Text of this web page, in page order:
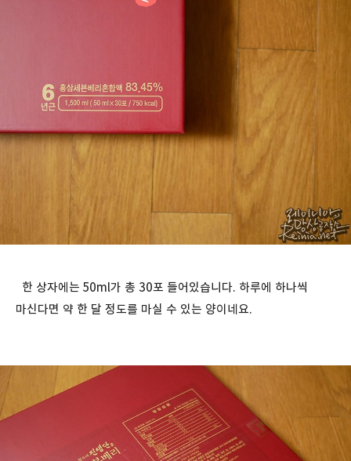
한 상자에는 50ml가 총 30포 들어있습니다. 하루에 하나씩
마신다면 약 한 달 정도를 마실 수 있는 양이네요.